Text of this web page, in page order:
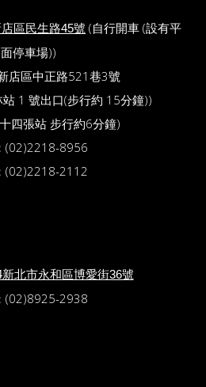
區民生路45號 (自行開車 (設有平
面停車場))
店區中正路521巷3號
1 號出口(步行約 15分鐘))
四張站 步行約6分鐘)
(02)2218-8956
(02)2218-2112
新北市永和區博愛街36號
(02)8925-2938